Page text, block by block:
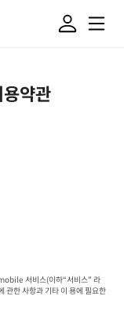
약관
서비스(이하“서비스” 라
한 사항과 기타 이 용에 필요한